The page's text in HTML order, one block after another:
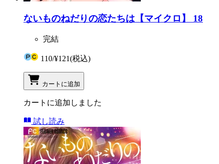
ないものねだりの恋たちは【マイクロ】 18
完結
110/¥121(税込)
カートに追加
カートに追加しました
試し読み